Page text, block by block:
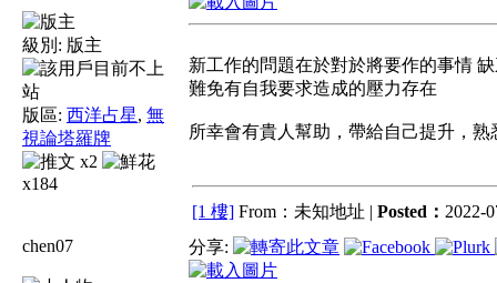
級別: 版主
版區: 西洋占星, 無
視論塔羅牌
x2
x184
新工作的問題在於對於將要作的事情
難免有自我要求造成的壓力存在
所幸會有貴人幫助，帶給自己提升，熟
[1 樓] From：未知地址 | Posted： 2022-
chen07
分享: